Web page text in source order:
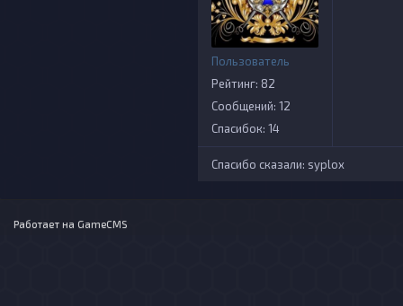
Пользователь
Рейтинг: 82
Сообщений: 12
Спасибок: 14
Спасибо сказали: syplox
Работает на GameCMS